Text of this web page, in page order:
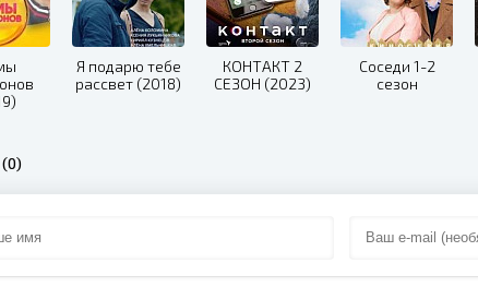
Я подарю тебе
рассвет (2018)
КОНТАКТ 2
СЕЗОН (2023)
Соседи 1-2
сезон